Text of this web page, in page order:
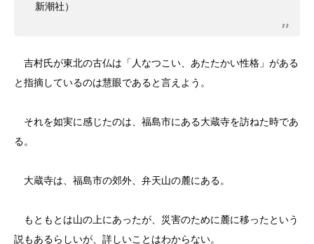
新潮社）
吉村氏が東北の古仏は「人なつこい、あたたかい性格」がある
と指摘しているのは慧眼であると言えよう。
それを如実に感じたのは、福島市にある大蔵寺を訪ねた時であ
る。
大蔵寺は、福島市の郊外、弁天山の麓にある。
もともとは山の上にあったが、災害のために麓に移ったという
説もあるらしいが、詳しいことはわからない。